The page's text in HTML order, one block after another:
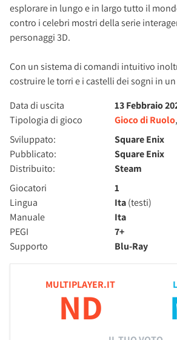
esplorare in lungo e in largo tutto il
contro i celebri mostri della serie
personaggi 3D.
Con un sistema di comandi intuitivo
costruire le torri e i castelli dei sogni in
Data di uscita
13 Febbraio
Tipologia di gioco
Gioco di Ruolo
Sviluppato:
Square Enix
Pubblicato:
Square Enix
Distribuito:
Steam
Giocatori
1
Lingua
Ita(testi)
Manuale
Ita
PEGI
7+
Supporto
Blu-Ray
MULTIPLAYER.IT
ND